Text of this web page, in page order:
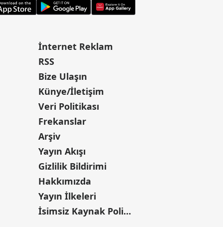
İnternet Reklam
RSS
Bize Ulaşın
Künye/İletişim
Veri Politikası
Frekanslar
Arşiv
Yayın Akışı
Gizlilik Bildirimi
Hakkımızda
Yayın İlkeleri
İsimsiz Kaynak Politikası